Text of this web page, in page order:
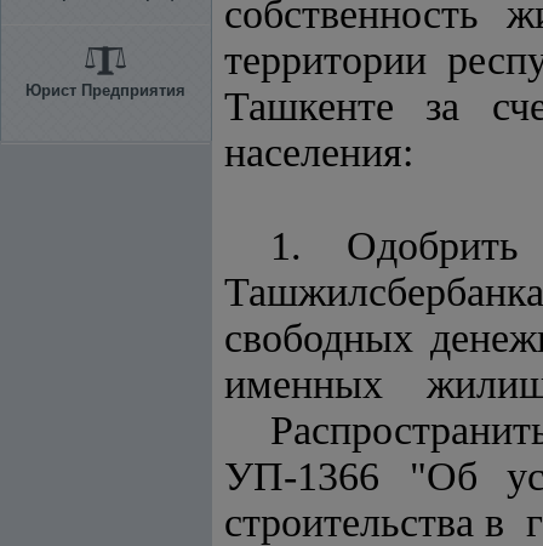
Юрист Предприятия
территории
Ташкенте за
населения:
1.
свободных
именных
УП-1366 "Об
строительства в